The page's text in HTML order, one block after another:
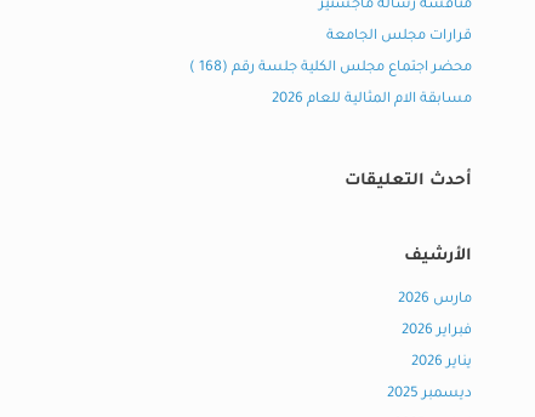
مناقشة رسالة ماجستير
قرارات مجلس الجامعة
محضر اجتماع مجلس الكلية جلسة رقم (168 )
مسابقة الام المثالية للعام 2026
أحدث التعليقات
الأرشيف
مارس 2026
فبراير 2026
يناير 2026
ديسمبر 2025